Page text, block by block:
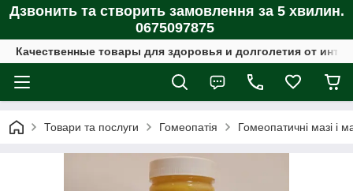
Дзвонить та створить замовлення за 5 хвилин.
0675097875
Качественные товары для здоровья и долголетия от
Товари та послуги Гомеопатія Гомеопатичні мазі і